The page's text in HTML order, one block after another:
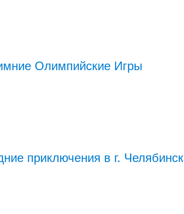
Олимпийские Игры
приключения в г. Челябинск